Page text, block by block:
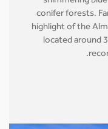
conifer forests.
highlight of the
located